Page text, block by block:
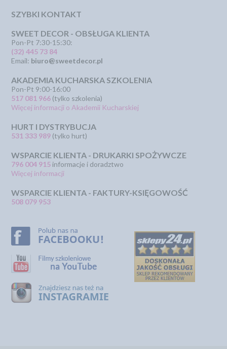
SZYBKI KONTAKT
SWEET DECOR - OBSŁUGA KLIENTA
Pon-Pt 7:30-15:30:
(32) 445 73 84
Email: biuro@sweetdecor.pl
AKADEMIA KUCHARSKA SZKOLENIA
Pon-Pt 9:00-16:00
517 081 966 (tylko szkolenia)
Więcej informacji o Akademii Kucharskiej
HURT I DYSTRYBUCJA
531 333 989 (tylko hurt)
WSPARCIE KLIENTA - DRUKARKI SPOŻYWCZE
796 004 915 informacje i doradztwo
Więcej informacji
WSPARCIE KLIENTA - FAKTURY-KSIĘGOWOŚĆ
508 079 953